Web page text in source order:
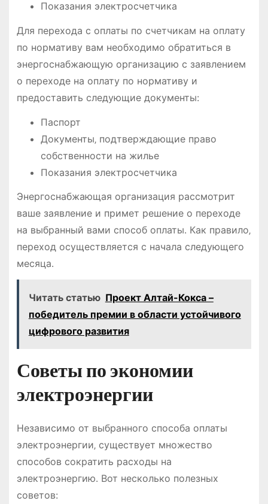
Показания электросчетчика
Для перехода с оплаты по счетчикам на оплату
по нормативу вам необходимо обратиться в
энергоснабжающую организацию с заявлением
о переходе на оплату по нормативу и
предоставить следующие документы:
Паспорт
Документы‚ подтверждающие право
собственности на жилье
Показания электросчетчика
Энергоснабжающая организация рассмотрит
ваше заявление и примет решение о переходе
на выбранный вами способ оплаты․ Как правило‚
переход осуществляется с начала следующего
месяца․
Читать статью Проект Алтай-Кокса –
победитель премии в области устойчивого
цифрового развития
Советы по экономии
электроэнергии
Независимо от выбранного способа оплаты
электроэнергии‚ существует множество
способов сократить расходы на
электроэнергию․ Вот несколько полезных
советов: